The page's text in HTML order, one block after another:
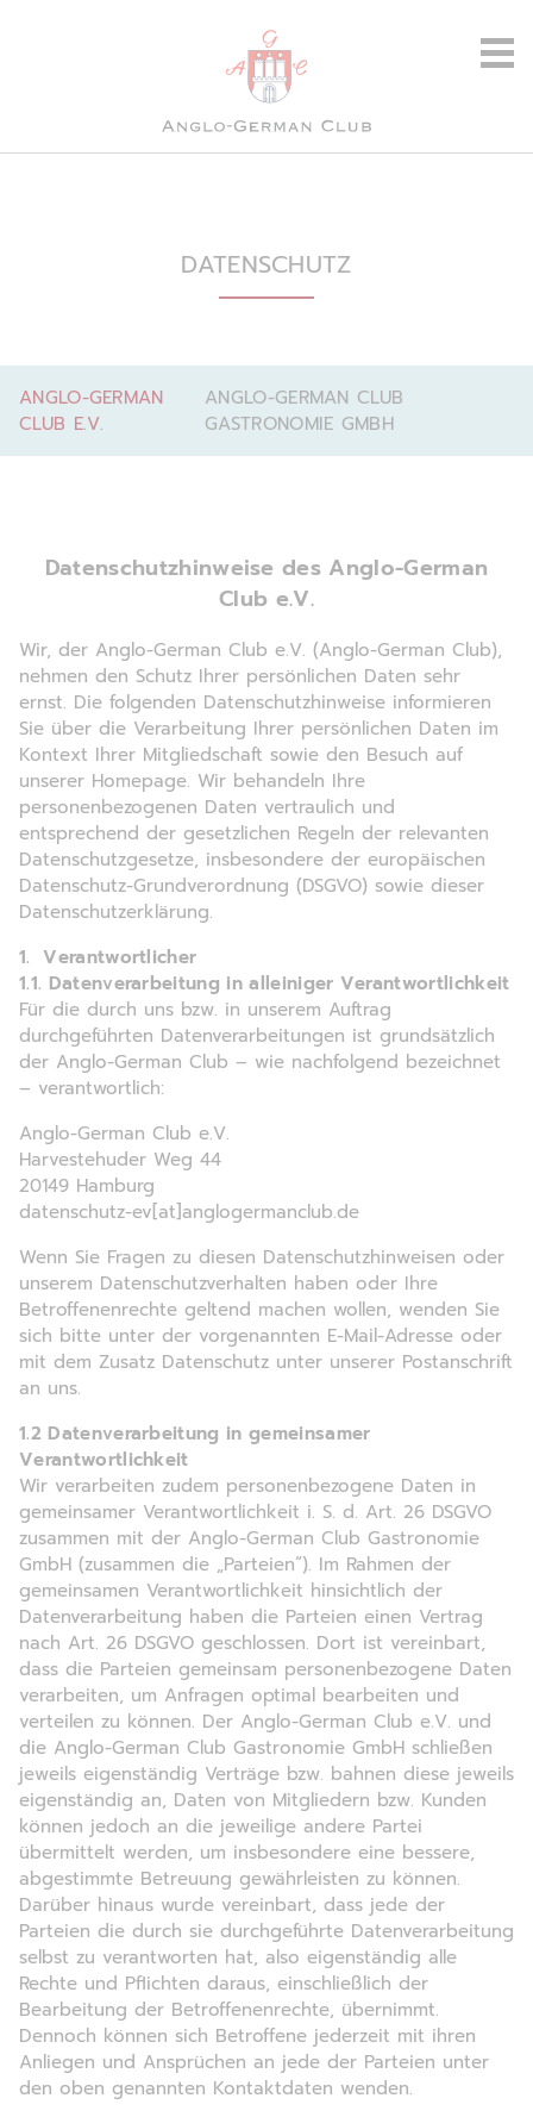
DATENSCHUTZ
ANGLO-GERMAN
CLUB E.V.
ANGLO-GERMAN CLUB
GASTRONOMIE GMBH
Datenschutzhinweise des Anglo-German
Club e.V.
Wir, der Anglo-German Club e.V. (Anglo-German Club),
nehmen den Schutz Ihrer persönlichen Daten sehr
ernst. Die folgenden Datenschutzhinweise informieren
Sie über die Verarbeitung Ihrer persönlichen Daten im
Kontext Ihrer Mitgliedschaft sowie den Besuch auf
unserer Homepage. Wir behandeln Ihre
personenbezogenen Daten vertraulich und
entsprechend der gesetzlichen Regeln der relevanten
Datenschutzgesetze, insbesondere der europäischen
Datenschutz-Grundverordnung (DSGVO) sowie dieser
Datenschutzerklärung.
1. Verantwortlicher
1.1. Datenverarbeitung in alleiniger Verantwortlichkeit
Für die durch uns bzw. in unserem Auftrag
durchgeführten Datenverarbeitungen ist grundsätzlich
der Anglo-German Club – wie nachfolgend bezeichnet
– verantwortlich:
Anglo-German Club e.V.
Harvestehuder Weg 44
20149 Hamburg
datenschutz-ev[at]anglogermanclub.de
Wenn Sie Fragen zu diesen Datenschutzhinweisen oder
unserem Datenschutzverhalten haben oder Ihre
Betroffenenrechte geltend machen wollen, wenden Sie
sich bitte unter der vorgenannten E-Mail-Adresse oder
mit dem Zusatz Datenschutz unter unserer Postanschrift
an uns.
1.2 Datenverarbeitung in gemeinsamer
Verantwortlichkeit
Wir verarbeiten zudem personenbezogene Daten in
gemeinsamer Verantwortlichkeit i. S. d. Art. 26 DSGVO
zusammen mit der Anglo-German Club Gastronomie
GmbH (zusammen die „Parteien“). Im Rahmen der
gemeinsamen Verantwortlichkeit hinsichtlich der
Datenverarbeitung haben die Parteien einen Vertrag
nach Art. 26 DSGVO geschlossen. Dort ist vereinbart,
dass die Parteien gemeinsam personenbezogene Daten
verarbeiten, um Anfragen optimal bearbeiten und
verteilen zu können. Der Anglo-German Club e.V. und
die Anglo-German Club Gastronomie GmbH schließen
jeweils eigenständig Verträge bzw. bahnen diese jeweils
eigenständig an, Daten von Mitgliedern bzw. Kunden
können jedoch an die jeweilige andere Partei
übermittelt werden, um insbesondere eine bessere,
abgestimmte Betreuung gewährleisten zu können.
Darüber hinaus wurde vereinbart, dass jede der
Parteien die durch sie durchgeführte Datenverarbeitung
selbst zu verantworten hat, also eigenständig alle
Rechte und Pflichten daraus, einschließlich der
Bearbeitung der Betroffenenrechte, übernimmt.
Dennoch können sich Betroffene jederzeit mit ihren
Anliegen und Ansprüchen an jede der Parteien unter
den oben genannten Kontaktdaten wenden.